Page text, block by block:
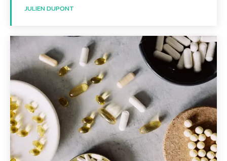
JULIEN DUPONT